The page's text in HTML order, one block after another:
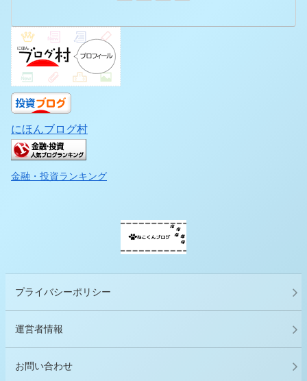
にほんブログ村
金融・投資ランキング
プライバシーポリシー
運営者情報
お問い合わせ